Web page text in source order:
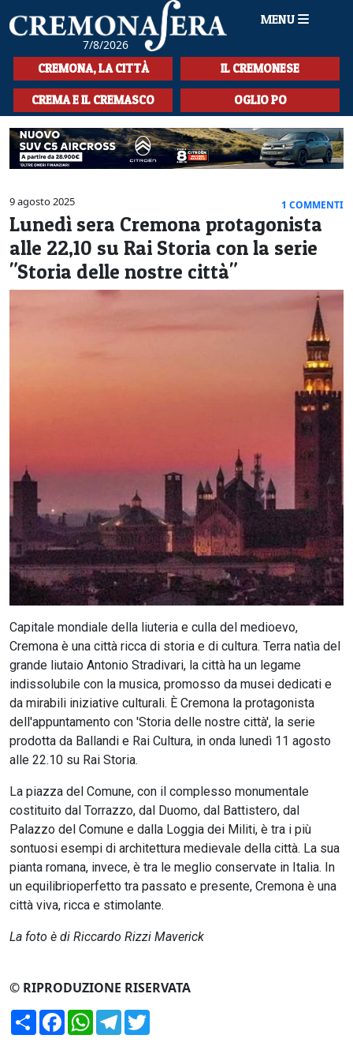
7/8/2026
MENU
HOME
CRONACA
SPORT
LA MUSICA
CULTURA
LA STORIA
SPETTACOLI
L'EDITORIALE
CREMONA, LA CITTÀ IL CREMONESE
CREMA E IL CREMASCO OGLIO PO
9 agosto 2025 1 COMMENTI
Lunedì sera Cremona protagonista
alle 22,10 su Rai Storia con la serie
"Storia delle nostre città"
Capitale mondiale della liuteria e culla del medioevo,
Cremona è una città ricca di storia e di cultura. Terra natìa del
grande liutaio Antonio Stradivari, la città ha un legame
indissolubile con la musica, promosso da musei dedicati e
da mirabili iniziative culturali. È Cremona la protagonista
dell'appuntamento con 'Storia delle nostre città', la serie
prodotta da Ballandi e Rai Cultura, in onda lunedì 11 agosto
alle 22.10 su Rai Storia.
La piazza del Comune, con il complesso monumentale
costituito dal Torrazzo, dal Duomo, dal Battistero, dal
Palazzo del Comune e dalla Loggia dei Militi, è tra i più
sontuosi esempi di architettura medievale della città. La sua
pianta romana, invece, è tra le meglio conservate in Italia. In
un equilibrioperfetto tra passato e presente, Cremona è una
città viva, ricca e stimolante.
La foto è di Riccardo Rizzi Maverick
© RIPRODUZIONE RISERVATA
CondividiFacebookWhatsApp
Telegram